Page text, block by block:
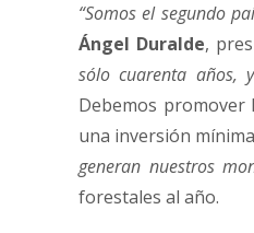
“Somos el segundo
Ángel Duralde,
sólo cuarenta años,
Debemos promover
una inversión
generan nuestros
forestales al año.